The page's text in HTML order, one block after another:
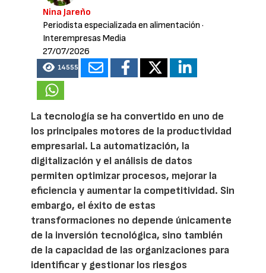
Nina Jareño
Periodista especializada en alimentación ·
Interempresas Media
27/07/2026
14555
La tecnología se ha convertido en uno de
los principales motores de la productividad
empresarial. La automatización, la
digitalización y el análisis de datos
permiten optimizar procesos, mejorar la
eficiencia y aumentar la competitividad. Sin
embargo, el éxito de estas
transformaciones no depende únicamente
de la inversión tecnológica, sino también
de la capacidad de las organizaciones para
identificar y gestionar los riesgos